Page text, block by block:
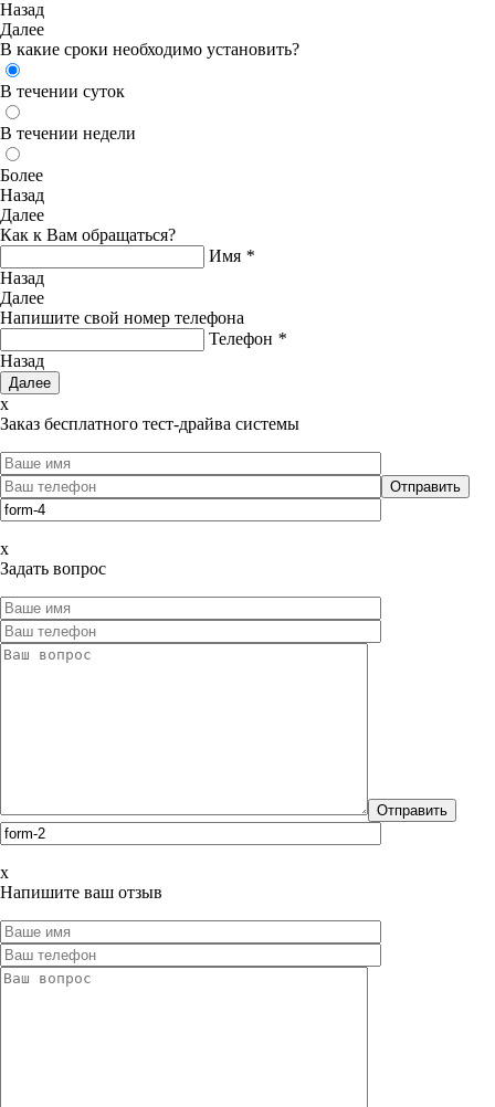
Назад
Далее
В какие сроки необходимо установить?
В течении суток
В течении недели
Более
Назад
Далее
Как к Вам обращаться?
Имя *
Назад
Далее
Напишите свой номер телефона
Телефон *
Назад
x
Заказ бесплатного тест-драйва системы
x
Задать вопрос
x
Напишите ваш отзыв